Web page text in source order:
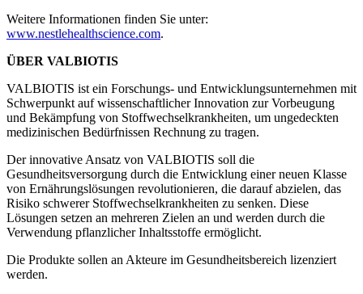
Weitere Informationen finden Sie unter:
www.nestlehealthscience.com.
ÜBER VALBIOTIS
VALBIOTIS ist ein Forschungs- und Entwicklungsunternehmen mit
Schwerpunkt auf wissenschaftlicher Innovation zur Vorbeugung
und Bekämpfung von Stoffwechselkrankheiten, um ungedeckten
medizinischen Bedürfnissen Rechnung zu tragen.
Der innovative Ansatz von VALBIOTIS soll die
Gesundheitsversorgung durch die Entwicklung einer neuen Klasse
von Ernährungslösungen revolutionieren, die darauf abzielen, das
Risiko schwerer Stoffwechselkrankheiten zu senken. Diese
Lösungen setzen an mehreren Zielen an und werden durch die
Verwendung pflanzlicher Inhaltsstoffe ermöglicht.
Die Produkte sollen an Akteure im Gesundheitsbereich lizenziert
werden.